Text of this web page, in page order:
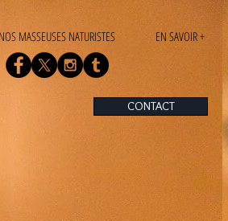
NOS MASSEUSES NATURISTES EN SAVOIR +
CONTACT